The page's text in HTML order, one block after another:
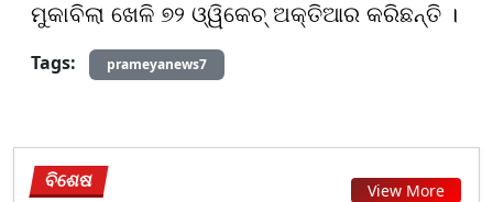
ମୁକାବିଲା ଖେଳି ୭୨ ଓ୍ୱିକେଚ୍ ଅକ୍ତିଆର କରିଛନ୍ତି ।
Tags:
prameyanews7
ବିଶେଷ View More